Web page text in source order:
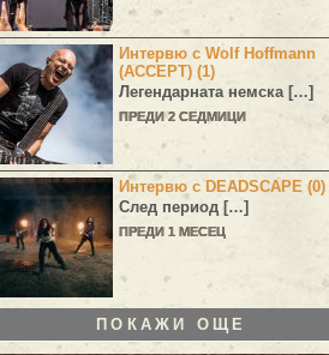
Интервю с Wolf Hoffmann
(ACCEPT) (1)
Легендарната немска […]
ПРЕДИ 2 СЕДМИЦИ
Интервю с DEADSCAPE (0)
След период […]
ПРЕДИ 1 МЕСЕЦ
ПОКАЖИ ОЩЕ